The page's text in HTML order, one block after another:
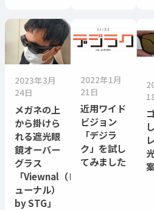
2023年3月
24日
メガネの上
から掛けら
れる遮光眼
鏡オーバー
グラス
「Viewnal（ビ
ューナル）
by STG」
2022年1月
21日
近用ワイド
ビジョン
「デジラ
ク」を試し
てみました